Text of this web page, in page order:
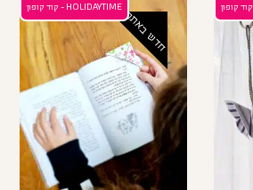
חדש באתר
HOLIDAYTIME - קוד קופון